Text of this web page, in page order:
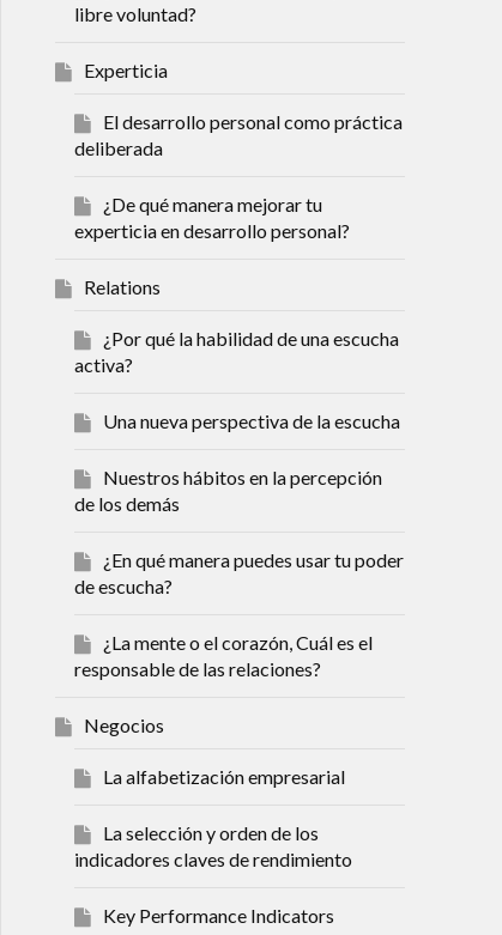
libre voluntad?
Experticia
El desarrollo personal como práctica
deliberada
¿De qué manera mejorar tu
experticia en desarrollo personal?
Relations
¿Por qué la habilidad de una escucha
activa?
Una nueva perspectiva de la escucha
Nuestros hábitos en la percepción
de los demás
¿En qué manera puedes usar tu poder
de escucha?
¿La mente o el corazón, Cuál es el
responsable de las relaciones?
Negocios
La alfabetización empresarial
La selección y orden de los
indicadores claves de rendimiento
Key Performance Indicators